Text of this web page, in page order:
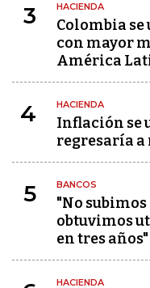
3 HACIENDA
Colombia se
con mayor
América
4 HACIENDA
Inflación se
regresaría a
5 BANCOS
"No subimos
obtuvimos
en tres años"
HACIENDA